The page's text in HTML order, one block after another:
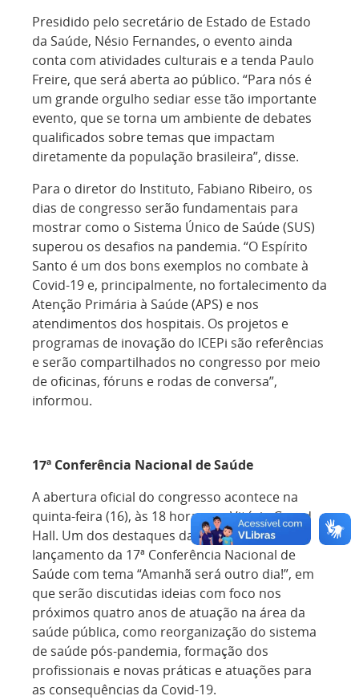
Presidido pelo secretário de Estado de Estado
da Saúde, Nésio Fernandes, o evento ainda
conta com atividades culturais e a tenda Paulo
Freire, que será aberta ao público. “Para nós é
um grande orgulho sediar esse tão importante
evento, que se torna um ambiente de debates
qualificados sobre temas que impactam
diretamente da população brasileira”, disse.
Para o diretor do Instituto, Fabiano Ribeiro, os
dias de congresso serão fundamentais para
mostrar como o Sistema Único de Saúde (SUS)
superou os desafios na pandemia. “O Espírito
Santo é um dos bons exemplos no combate à
Covid-19 e, principalmente, no fortalecimento da
Atenção Primária à Saúde (APS) e nos
atendimentos dos hospitais. Os projetos e
programas de inovação do ICEPi são referências
e serão compartilhados no congresso por meio
de oficinas, fóruns e rodas de conversa”,
informou.
17ª Conferência Nacional de Saúde
A abertura oficial do congresso acontece na
quinta-feira (16), às 18 horas, no Vitória Grand
Hall. Um dos destaques da solenidade é o
lançamento da 17ª Conferência Nacional de
Saúde com tema “Amanhã será outro dia!”, em
que serão discutidas ideias com foco nos
próximos quatro anos de atuação na área da
saúde pública, como reorganização do sistema
de saúde pós-pandemia, formação dos
profissionais e novas práticas e atuações para
as consequências da Covid-19.